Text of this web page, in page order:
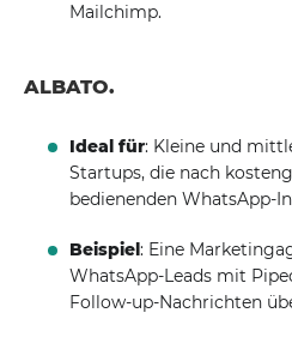
Mailchimp.
ALBATO.
Ideal für: Kleine und
Startups, die nach
bedienenden WhatsApp-
Beispiel: Eine
WhatsApp-Leads mit
Follow-up-Nachrichten